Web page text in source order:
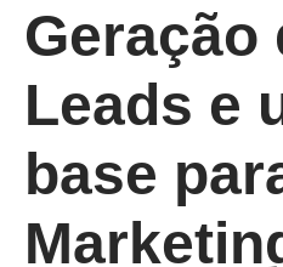
Geração
Leads e
base